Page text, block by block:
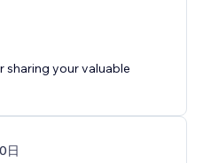
sharing your valuable
日